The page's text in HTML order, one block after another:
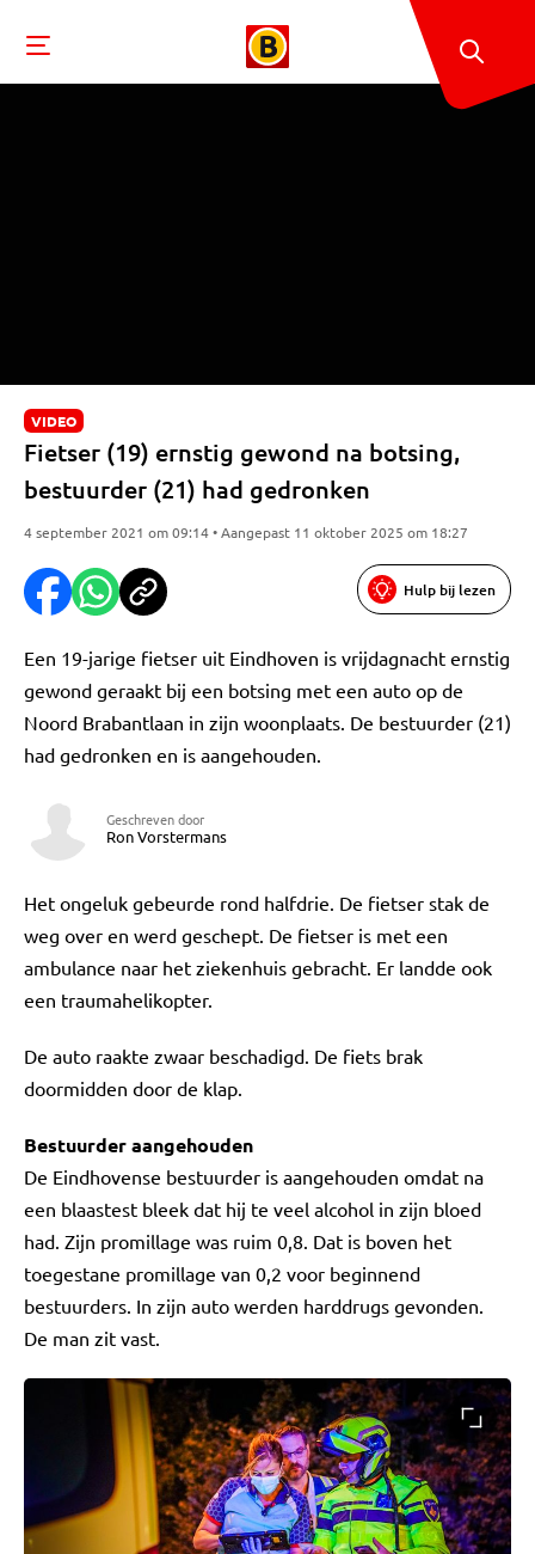
VIDEO
Fietser (19) ernstig gewond na botsing,
bestuurder (21) had gedronken
4 september 2021 om 09:14 • Aangepast 11 oktober 2025 om 18:27
Hulp bij lezen
Een 19-jarige fietser uit Eindhoven is vrijdagnacht ernstig
gewond geraakt bij een botsing met een auto op de
Noord Brabantlaan in zijn woonplaats. De bestuurder (21)
had gedronken en is aangehouden.
Geschreven door
Ron Vorstermans
Het ongeluk gebeurde rond halfdrie. De fietser stak de
weg over en werd geschept. De fietser is met een
ambulance naar het ziekenhuis gebracht. Er landde ook
een traumahelikopter.
De auto raakte zwaar beschadigd. De fiets brak
doormidden door de klap.
Bestuurder aangehouden
De Eindhovense bestuurder is aangehouden omdat na
een blaastest bleek dat hij te veel alcohol in zijn bloed
had. Zijn promillage was ruim 0,8. Dat is boven het
toegestane promillage van 0,2 voor beginnend
bestuurders. In zijn auto werden harddrugs gevonden.
De man zit vast.